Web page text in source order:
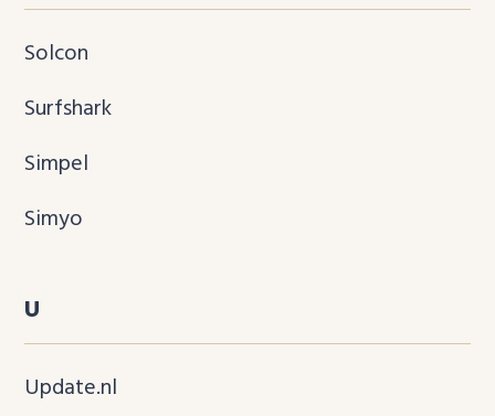
Solcon
Surfshark
Simpel
Simyo
U
Update.nl